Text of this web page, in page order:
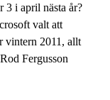
3 i april nästa år?
valt att
vintern 2011, allt
Fergusson